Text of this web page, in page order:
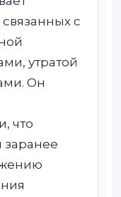
с
утратой
Он
что
заранее